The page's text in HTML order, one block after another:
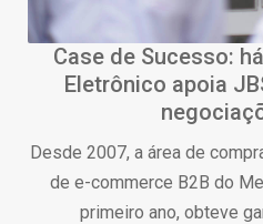
Case de Sucesso:
Eletrônico apoia
Desde 2007, a área de
de e-commerce B2B do
primeiro ano, obteve